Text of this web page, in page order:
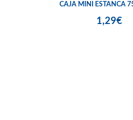
CAJA MINI ESTANCA
1,29€